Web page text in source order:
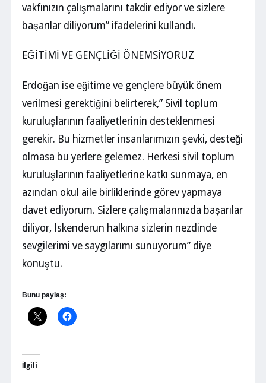
vakfınızın çalışmalarını takdir ediyor ve sizlere
başarılar diliyorum” ifadelerini kullandı.
EĞİTİMİ VE GENÇLİĞİ ÖNEMSİYORUZ
Erdoğan ise eğitime ve gençlere büyük önem
verilmesi gerektiğini belirterek,” Sivil toplum
kuruluşlarının faaliyetlerinin desteklenmesi
gerekir. Bu hizmetler insanlarımızın şevki, desteği
olmasa bu yerlere gelemez. Herkesi sivil toplum
kuruluşlarının faaliyetlerine katkı sunmaya, en
azından okul aile birliklerinde görev yapmaya
davet ediyorum. Sizlere çalışmalarınızda başarılar
diliyor, İskenderun halkına sizlerin nezdinde
sevgilerimi ve saygılarımı sunuyorum” diye
konuştu.
Bunu paylaş:
İlgili